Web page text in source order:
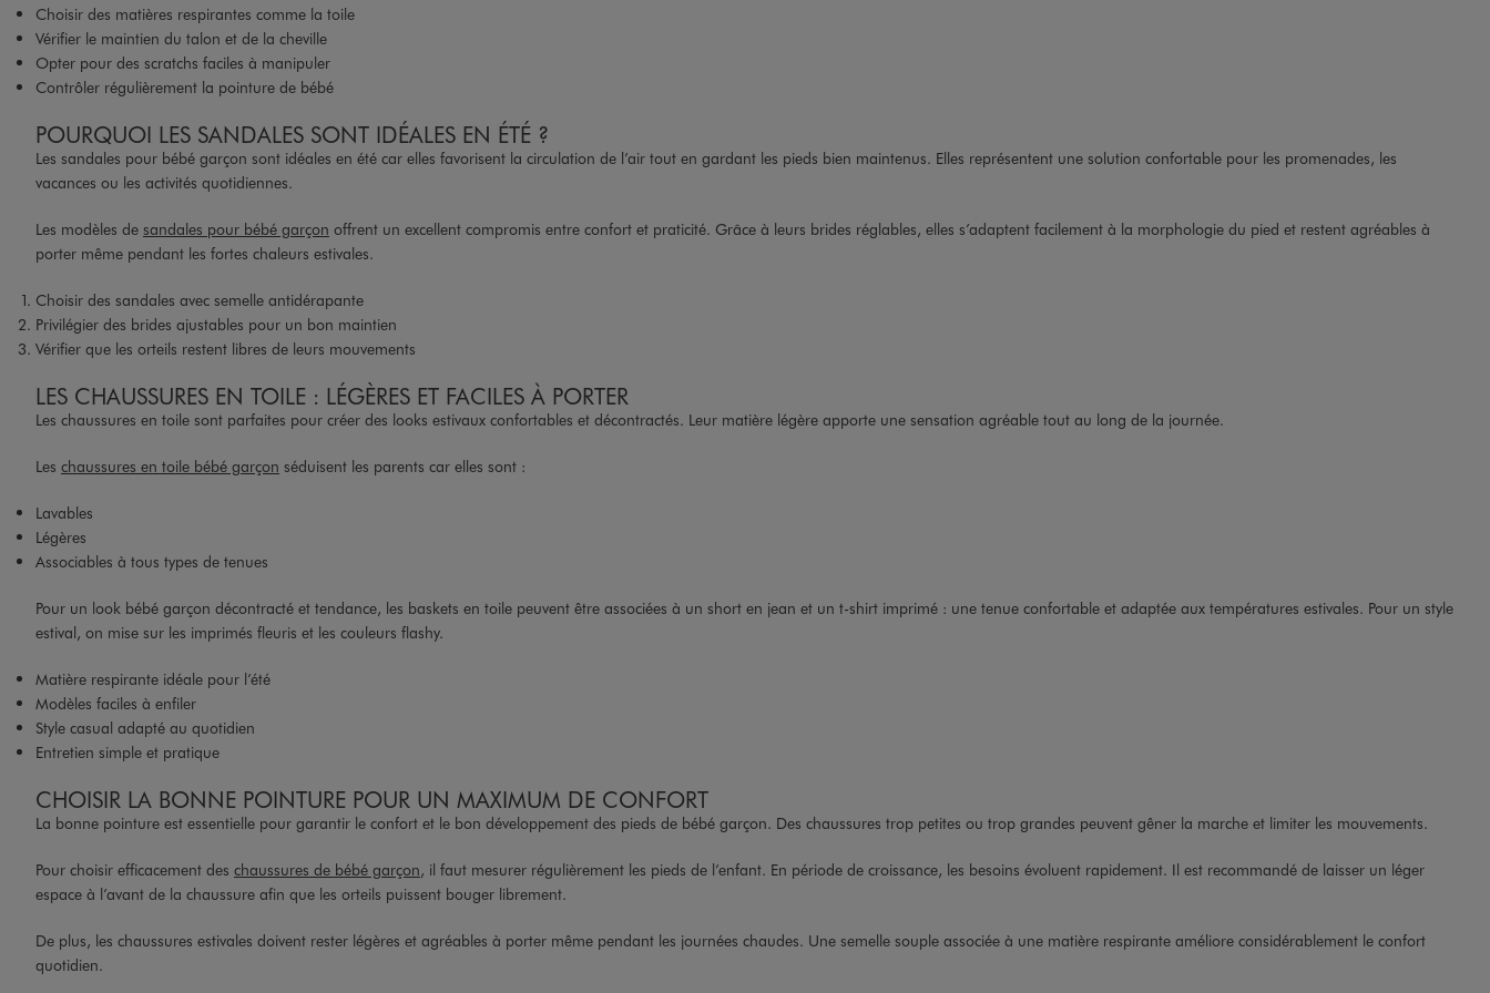
Choisir des matières respirantes comme la toile
Vérifier le maintien du talon et de la cheville
Opter pour des scratchs faciles à manipuler
Contrôler régulièrement la pointure de bébé
POURQUOI LES SANDALES SONT IDÉALES EN ÉTÉ ?
Les sandales pour bébé garçon sont idéales en été car elles favorisent la circulation de l’air tout en gardant les pieds bien maintenus. Elles représentent une solution confortable pour les promenades, les
vacances ou les activités quotidiennes.
Les modèles de sandales pour bébé garçon offrent un excellent compromis entre confort et praticité. Grâce à leurs brides réglables, elles s’adaptent facilement à la morphologie du pied et restent agréables à
porter même pendant les fortes chaleurs estivales.
Choisir des sandales avec semelle antidérapante
Privilégier des brides ajustables pour un bon maintien
Vérifier que les orteils restent libres de leurs mouvements
LES CHAUSSURES EN TOILE : LÉGÈRES ET FACILES À PORTER
Les chaussures en toile sont parfaites pour créer des looks estivaux confortables et décontractés. Leur matière légère apporte une sensation agréable tout au long de la journée.
Les chaussures en toile bébé garçon séduisent les parents car elles sont :
Lavables
Légères
Associables à tous types de tenues
Pour un look bébé garçon décontracté et tendance, les baskets en toile peuvent être associées à un short en jean et un t-shirt imprimé : une tenue confortable et adaptée aux températures estivales. Pour un style
estival, on mise sur les imprimés fleuris et les couleurs flashy.
Matière respirante idéale pour l’été
Modèles faciles à enfiler
Style casual adapté au quotidien
Entretien simple et pratique
CHOISIR LA BONNE POINTURE POUR UN MAXIMUM DE CONFORT
La bonne pointure est essentielle pour garantir le confort et le bon développement des pieds de bébé garçon. Des chaussures trop petites ou trop grandes peuvent gêner la marche et limiter les mouvements.
Pour choisir efficacement des chaussures de bébé garçon, il faut mesurer régulièrement les pieds de l’enfant. En période de croissance, les besoins évoluent rapidement. Il est recommandé de laisser un léger
espace à l’avant de la chaussure afin que les orteils puissent bouger librement.
De plus, les chaussures estivales doivent rester légères et agréables à porter même pendant les journées chaudes. Une semelle souple associée à une matière respirante améliore considérablement le confort
quotidien.